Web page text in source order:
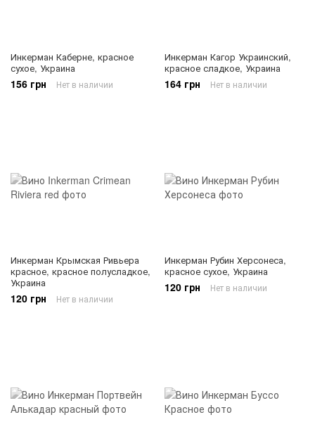
Инкерман Каберне, красное
сухое, Украина
156 грн Нет в наличии
Инкерман Кагор Украинский,
красное сладкое, Украина
164 грн Нет в наличии
Инкерман Крымская Ривьера
красное, красное полусладкое,
Украина
120 грн Нет в наличии
Инкерман Рубин Херсонеса,
красное сухое, Украина
120 грн Нет в наличии